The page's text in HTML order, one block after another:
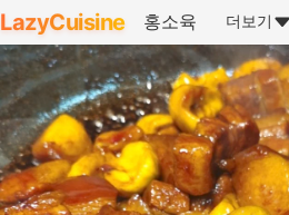
LazyCuisine 홍소육 더보기